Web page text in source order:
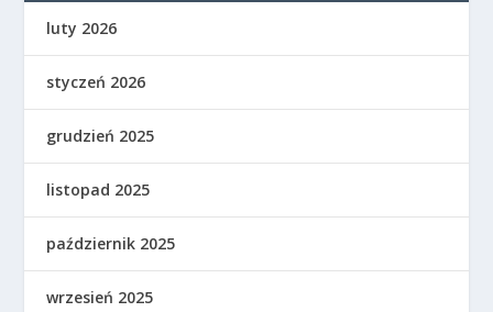
luty 2026
styczeń 2026
grudzień 2025
listopad 2025
październik 2025
wrzesień 2025